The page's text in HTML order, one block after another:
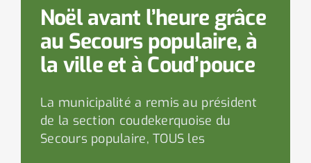
Culture et loisirs
Social & solidarité
Contacter le maire
Noël avant l’heure grâce
au Secours populaire, à
la ville et à Coud’pouce
La municipalité a remis au président
de la section coudekerquoise du
Secours populaire, TOUS les